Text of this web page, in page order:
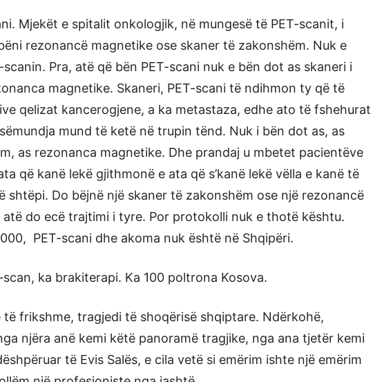
Mjekët e spitalit onkologjik, në mungesë të PET-scanit, i
rezonancë magnetike ose skaner të zakonshëm. Nuk e
scanin. Pra, atë që bën PET-scani nuk e bën dot as skaneri i
magnetike. Skaneri, PET-scani të ndihmon ty që të
qelizat kancerogjene, a ka metastaza, edhe ato të fshehurat
mund të ketë në trupin tënd. Nuk i bën dot as, as
as rezonanca magnetike. Dhe prandaj u mbetet pacientëve
që kanë lekë gjithmonë e ata që s’kanë lekë vëlla e kanë të
shtëpi. Do bëjnë një skaner të zakonshëm ose një rezonancë
atë do ecë trajtimi i tyre. Por protokolli nuk e thotë kështu.
PET-scani dhe akoma nuk është në Shqipëri.
ka brakiterapi. Ka 100 poltrona Kosova.
frikshme, tragjedi të shoqërisë shqiptare. Ndërkohë,
njëra anë kemi këtë panoramë tragjike, nga ana tjetër kemi
të Evis Salës, e cila vetë si emërim ishte një emërim